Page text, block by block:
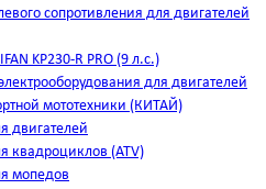
сопротивления для двигателей
KP230-R PRO (9 л.с.)
для двигателей
мототехники (КИТАЙ)
двигателей
квадроциклов (ATV)
мопедов